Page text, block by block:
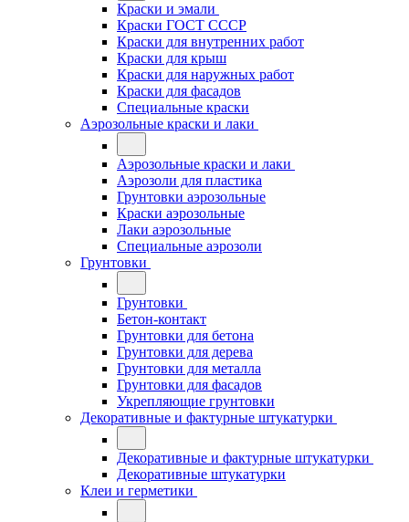
Краски и эмали
Краски ГОСТ СССР
Краски для внутренних работ
Краски для крыш
Краски для наружных работ
Краски для фасадов
Специальные краски
Аэрозольные краски и лаки
Аэрозольные краски и лаки
Аэрозоли для пластика
Грунтовки аэрозольные
Краски аэрозольные
Лаки аэрозольные
Специальные аэрозоли
Грунтовки
Грунтовки
Бетон-контакт
Грунтовки для бетона
Грунтовки для дерева
Грунтовки для металла
Грунтовки для фасадов
Укрепляющие грунтовки
Декоративные и фактурные штукатурки
Декоративные и фактурные штукатурки
Декоративные штукатурки
Клеи и герметики